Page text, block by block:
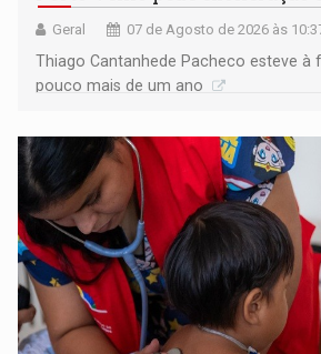
Geral 07 de Agosto de 2026 às
Thiago Cantanhede Pacheco esteve à
pouco mais de um ano